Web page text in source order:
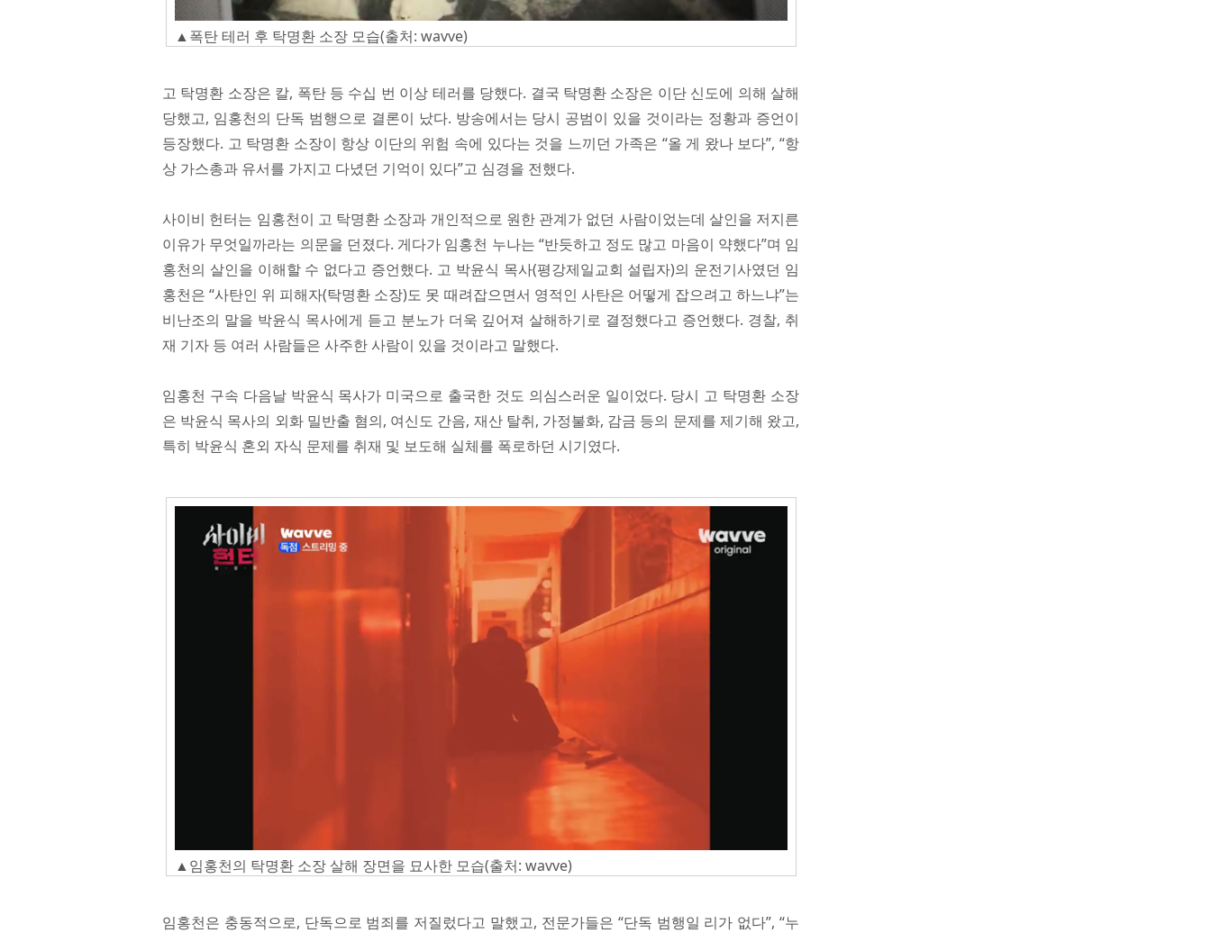
▲폭탄 테러 후 탁명환 소장 모습(출처: wavve)
고 탁명환 소장은 칼, 폭탄 등 수십 번 이상 테러를 당했다. 결국 탁명환 소장은 이단 신도에 의해 살해
당했고, 임홍천의 단독 범행으로 결론이 났다. 방송에서는 당시 공범이 있을 것이라는 정황과 증언이
등장했다. 고 탁명환 소장이 항상 이단의 위험 속에 있다는 것을 느끼던 가족은 “올 게 왔나 보다”, “항
상 가스총과 유서를 가지고 다녔던 기억이 있다”고 심경을 전했다.
사이비 헌터는 임홍천이 고 탁명환 소장과 개인적으로 원한 관계가 없던 사람이었는데 살인을 저지른
이유가 무엇일까라는 의문을 던졌다. 게다가 임홍천 누나는 “반듯하고 정도 많고 마음이 약했다”며 임
홍천의 살인을 이해할 수 없다고 증언했다. 고 박윤식 목사(평강제일교회 설립자)의 운전기사였던 임
홍천은 “사탄인 위 피해자(탁명환 소장)도 못 때려잡으면서 영적인 사탄은 어떻게 잡으려고 하느냐”는
비난조의 말을 박윤식 목사에게 듣고 분노가 더욱 깊어져 살해하기로 결정했다고 증언했다. 경찰, 취
재 기자 등 여러 사람들은 사주한 사람이 있을 것이라고 말했다.
임홍천 구속 다음날 박윤식 목사가 미국으로 출국한 것도 의심스러운 일이었다. 당시 고 탁명환 소장
은 박윤식 목사의 외화 밀반출 혐의, 여신도 간음, 재산 탈취, 가정불화, 감금 등의 문제를 제기해 왔고,
특히 박윤식 혼외 자식 문제를 취재 및 보도해 실체를 폭로하던 시기였다.
▲임홍천의 탁명환 소장 살해 장면을 묘사한 모습(출처: wavve)
임홍천은 충동적으로, 단독으로 범죄를 저질렀다고 말했고, 전문가들은 “단독 범행일 리가 없다”, “누